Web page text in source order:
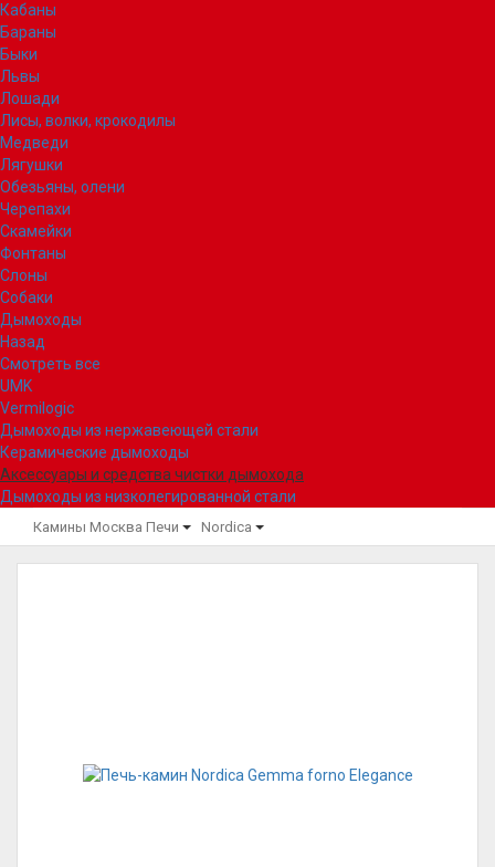
Кабаны
Бараны
Быки
Львы
Лошади
Лисы, волки, крокодилы
Медведи
Лягушки
Обезьяны, олени
Черепахи
Скамейки
Фонтаны
Слоны
Собаки
Дымоходы
Назад
Смотреть все
UMK
Vermilogic
Дымоходы из нержавеющей стали
Керамические дымоходы
Аксессуары и средства чистки дымохода
Дымоходы из низколегированной стали
Камины Москва Печи Nordica